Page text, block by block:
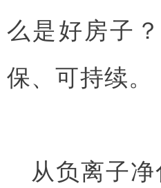
么是好房子
保、可持续。
从负离子